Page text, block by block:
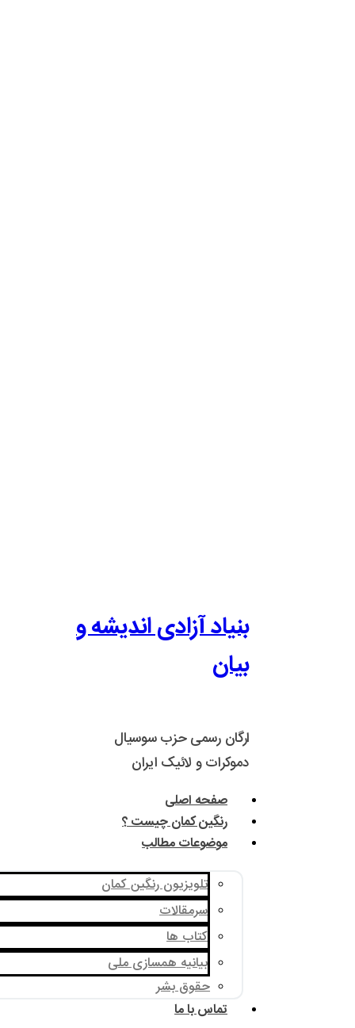
بنیاد آزادی اندیشه و
بیان
ارگان رسمی حزب سوسیال
دموکرات و لائیک ایران
صفحه اصلی
رنگین کمان چیست ؟
موضوعات مطالب
تلویزیون رنگین کمان
سرمقالات
کتاب ها
بیانیه همسازی ملی
حقوق بشر
تماس با ما